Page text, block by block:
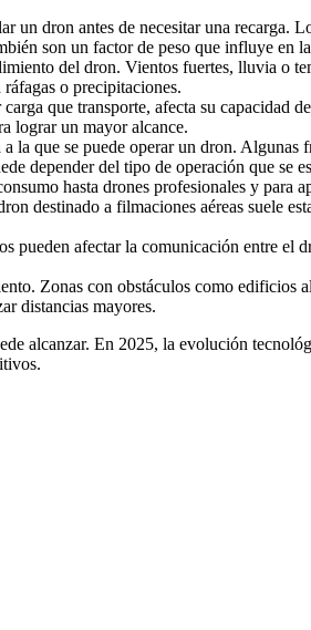
dron antes de necesitar una recarga.
son un factor de peso que influye en
del dron. Vientos fuertes, lluvia o
o precipitaciones.
que transporte, afecta su capacidad
lograr un mayor alcance.
la que se puede operar un dron.
depender del tipo de operación que se
hasta drones profesionales y para
destinado a filmaciones aéreas suele
pueden afectar la comunicación entre
Zonas con obstáculos como edificios
distancias mayores.
alcanzar. En 2025, la evolución